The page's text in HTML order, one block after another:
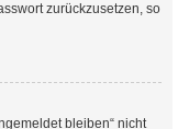
zurückzusetzen, so
bleiben“ nicht